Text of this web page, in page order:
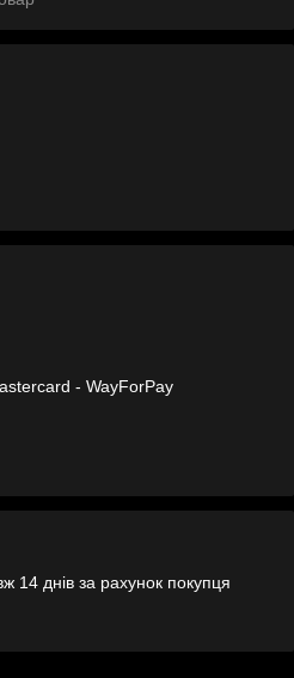
- WayForPay
14 днів за рахунок покупця